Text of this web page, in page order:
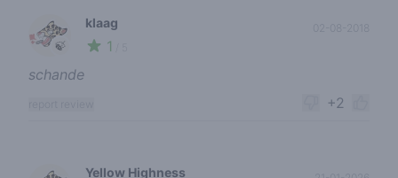
🍃
klaag
1
schande
+2
Yellow Highness